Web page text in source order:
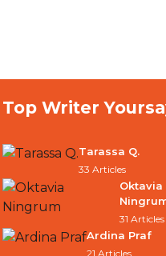
Top Writer
Tarassa Q.
33 Articles
Oktavia
31 Articles
Ardina Praf
21 Articles